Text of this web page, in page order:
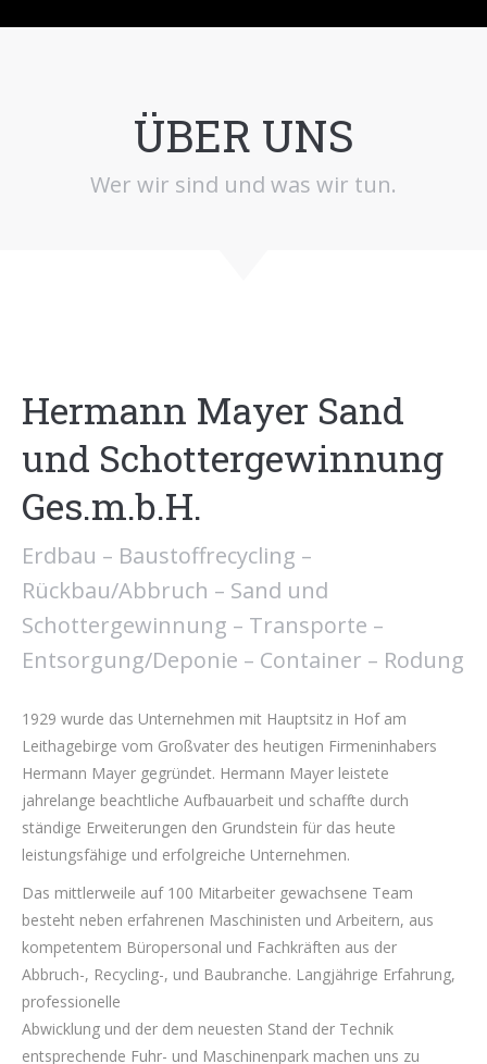
ÜBER UNS
Wer wir sind und was wir tun.
Hermann Mayer Sand
und Schottergewinnung
Ges.m.b.H.
Erdbau – Baustoffrecycling –
Rückbau/Abbruch – Sand und
Schottergewinnung – Transporte –
Entsorgung/Deponie – Container – Rodung
1929 wurde das Unternehmen mit Hauptsitz in Hof am
Leithagebirge vom Großvater des heutigen Firmeninhabers
Hermann Mayer gegründet. Hermann Mayer leistete
jahrelange beachtliche Aufbauarbeit und schaffte durch
ständige Erweiterungen den Grundstein für das heute
leistungsfähige und erfolgreiche Unternehmen.
Das mittlerweile auf 100 Mitarbeiter gewachsene Team
besteht neben erfahrenen Maschinisten und Arbeitern, aus
kompetentem Büropersonal und Fachkräften aus der
Abbruch-, Recycling-, und Baubranche. Langjährige Erfahrung,
professionelle
Abwicklung und der dem neuesten Stand der Technik
entsprechende Fuhr- und Maschinenpark machen uns zu